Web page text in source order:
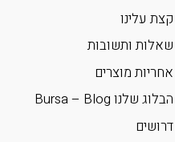
קצת עלינו
שאלות ותשובות
אחריות מוצרים
הבלוג שלנו Bursa – Blog
דרושים